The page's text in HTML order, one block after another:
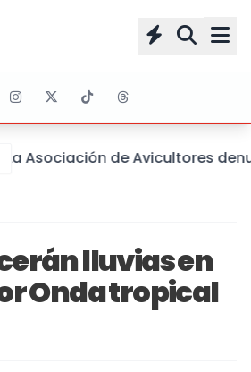
La Asociación de Avicultores
lluvias en
Onda tropical